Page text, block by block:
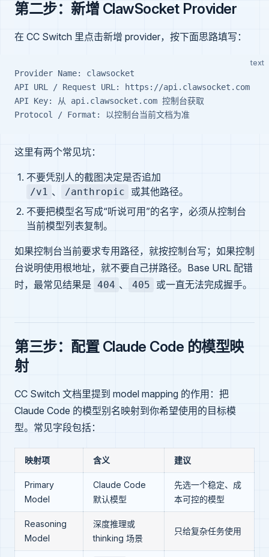
第二步：新增 ClawSocket Provider
在 CC Switch 里点击新增 provider，按下面思路填写：
text
Provider Name: clawsocket
API URL / Request URL: https://api.clawsocket.com
API Key: 从 api.clawsocket.com 控制台获取
Protocol / Format: 以控制台当前文档为准
这里有两个常见坑：
不要凭别人的截图决定是否追加
/v1 、 /anthropic
或其他路径。
不要把模型名写成“听说可用”的名字，必须从控制台
当前模型列表复制。
如果控制台当前要求专用路径，就按控制台写；如果控制
台说明使用根地址，就不要自己拼路径。Base URL 配错
时，最常见结果是 404 、 405 或一直无法完成握手。
第三步：配置 Claude Code 的模型映
射
CC Switch 文档里提到 model mapping 的作用：把
Claude Code 的模型别名映射到你希望使用的目标模
型。常见字段包括：
映射项 含义 建议
Primary
Model
Claude Code
默认模型
先选一个稳定、成
本可控的模型
Reasoning
Model
深度推理或
thinking 场景
只给复杂任务使用